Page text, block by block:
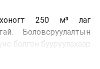
хорооны Ажлын алба,
үндэсний
албаны холбогдох
250 м³ лаг
Боловсруулалтын
болгон бууруулахаар